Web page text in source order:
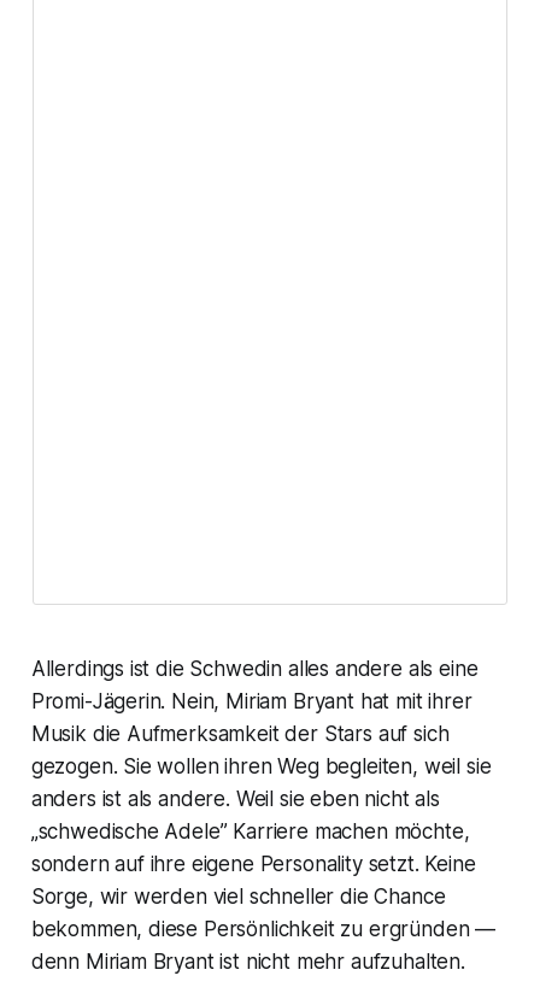
Allerdings ist die Schwedin alles andere als eine
Promi-Jägerin. Nein, Miriam Bryant hat mit ihrer
Musik die Aufmerksamkeit der Stars auf sich
gezogen. Sie wollen ihren Weg begleiten, weil sie
anders ist als andere. Weil sie eben nicht als
„schwedische Adele” Karriere machen möchte,
sondern auf ihre eigene Personality setzt. Keine
Sorge, wir werden viel schneller die Chance
bekommen, diese Persönlichkeit zu ergründen —
denn Miriam Bryant ist nicht mehr aufzuhalten.